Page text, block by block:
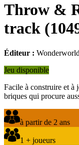
Throw &
track (
Éditeur : Wonderworld
Jeu disponible
Facile à construire et à
briques qui procure
à partir de 2 ans
1 + joueurs